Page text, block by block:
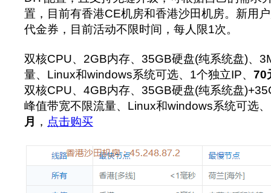
置，目前有香港CE机房和香港沙田机房。新用
代金券，目前活动不限时间，每人限1次。
双核CPU、2GB内存、35GB硬盘(纯系统盘)、
量、Linux和windows系统可选、1个独立IP、 70
双核CPU、4GB内存、35GB硬盘(纯系统盘
峰值带宽不限流量、Linux和windows系统可选
月
， 点击购买